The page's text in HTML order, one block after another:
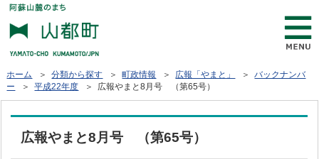
ホーム ＞分類から探す ＞町政情報 ＞ 広報「やまと」 ＞バックナンバ
ー
＞平成22年度 ＞ 広報やまと8月号 （第65号）
広報やまと8月号 （第65号）